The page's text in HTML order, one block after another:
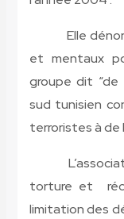
Elle
et mentaux
groupe dit “de
sud tunisien
terroristes à de
torture et
limitation des